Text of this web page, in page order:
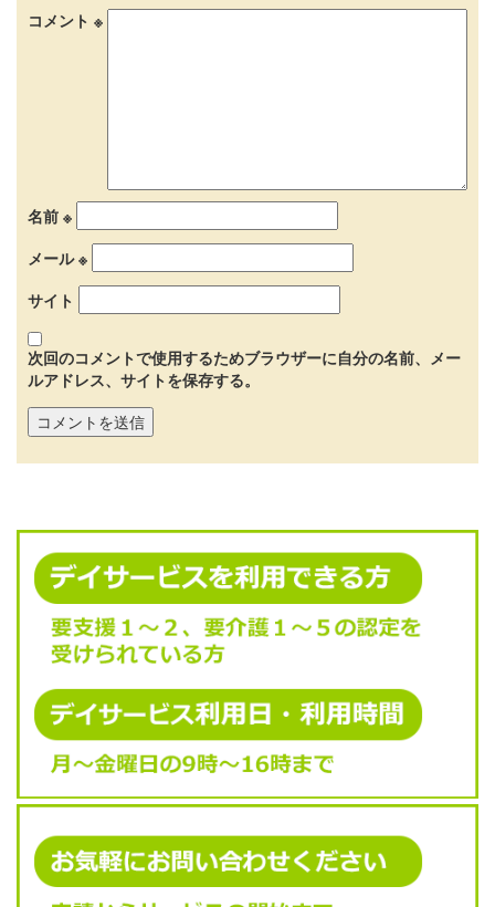
コメント ※
名前 ※
メール※
サイト
次回のコメントで使用するためブラウザーに自分の名前、メー
ルアドレス、サイトを保存する。